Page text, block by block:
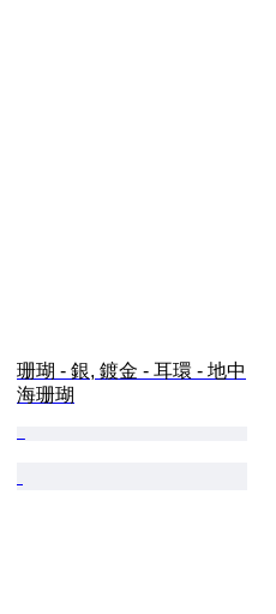
珊瑚 - 銀, 鍍金 - 耳環 - 地中
海珊瑚